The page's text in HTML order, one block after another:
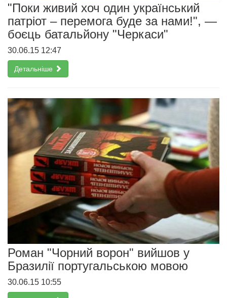
"Поки живий хоч один український
патріот – перемога буде за нами!", —
боєць батальйону "Черкаси"
30.06.15 12:47
Детальніше
Роман "Чорний ворон" вийшов у
Бразилії португальською мовою
30.06.15 10:55